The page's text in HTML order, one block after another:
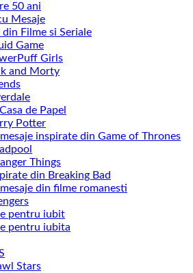
50 ani
Mesaje
Filme si Seriale
Game
Girls
and Morty
de Papel
Potter
inspirate din Game of Thrones
Things
din Breaking Bad
din filme romanesti
pentru iubit
pentru iubita
Stars